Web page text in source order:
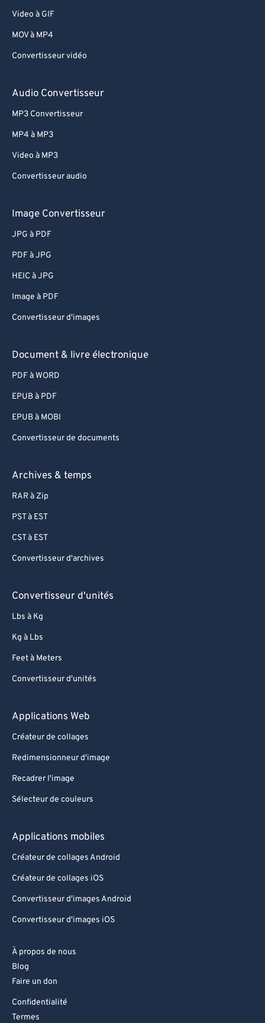
Video à GIF
MOV à MP4
Convertisseur vidéo
Audio Convertisseur
MP3 Convertisseur
MP4 à MP3
Video à MP3
Convertisseur audio
Image Convertisseur
JPG à PDF
PDF à JPG
HEIC à JPG
Image à PDF
Convertisseur d'images
Document & livre électronique
PDF à WORD
EPUB à PDF
EPUB à MOBI
Convertisseur de documents
Archives & temps
RAR à Zip
PST à EST
CST à EST
Convertisseur d'archives
Convertisseur d'unités
Lbs à Kg
Kg à Lbs
Feet à Meters
Convertisseur d'unités
Applications Web
Créateur de collages
Redimensionneur d'image
Recadrer l'image
Sélecteur de couleurs
Applications mobiles
Créateur de collages Android
Créateur de collages iOS
Convertisseur d'images Android
Convertisseur d'images iOS
À propos de nous
Blog
Faire un don
Confidentialité
Termes